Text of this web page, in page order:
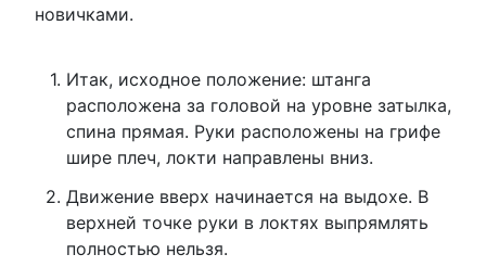
новичками.
Итак, исходное положение: штанга
расположена за головой на уровне затылка,
спина прямая. Руки расположены на грифе
шире плеч, локти направлены вниз.
Движение вверх начинается на выдохе. В
верхней точке руки в локтях выпрямлять
полностью нельзя.